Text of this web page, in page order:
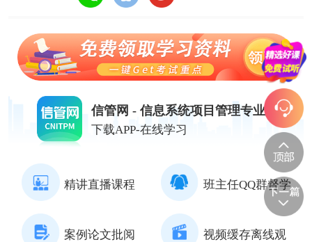
信管网 - 信息系统项目管理专业网站
下载APP-在线学习
精讲直播课程 班主任QQ群督学
案例论文批阅
视频缓存离线观